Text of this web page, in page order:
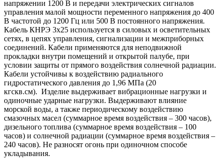
напряжении 1200 В и передачи электрических сигналов
управления малой мощности переменного напряжения до 400
В частотой до 1200 Гц или 500 В постоянного напряжения.
Кабель КНРЭ 3х25 используется в силовых и осветительных
сетях, в цепях управления, сигнализации и межприборных
соединений. Кабели применяются для неподвижной
прокладки внутри помещений и открытой палубе, при
условии защиты от прямого воздействия солнечной радиации.
Кабели устойчивы к воздействию радиального
гидростатического давления до 1,96 МПа (20
кгскв.см). Изделие выдерживает вибрационные нагрузки и
одиночные ударные нагрузки. Выдерживают влияние
морской воды, а также периодическому воздействию
смазочных масел (суммарное время воздействия – 300 часов),
дизельного топлива (суммарное время воздействия – 100
часов) и солнечной радиации (суммарное время воздействия –
240 часов). Не разносят огонь при одиночном способе
укладывания.